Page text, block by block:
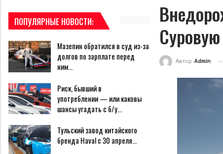
Автор Admin
ПОПУЛЯРНЫЕ НОВОСТИ:
Мазепин обратился в суд из-за
долгов по зарплате перед
ним…
Риск, бывший в
употреблении — или каковы
шансы угадать с б/у…
Тульский завод китайского
бренда Haval с 30 апреля…